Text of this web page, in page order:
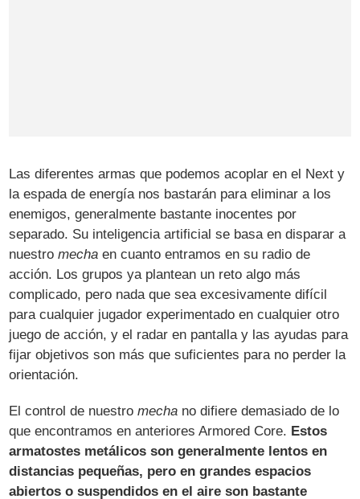
Las diferentes armas que podemos acoplar en el Next y
la espada de energía nos bastarán para eliminar a los
enemigos, generalmente bastante inocentes por
separado. Su inteligencia artificial se basa en disparar a
nuestromecha en cuanto entramos en su radio de
acción. Los grupos ya plantean un reto algo más
complicado, pero nada que sea excesivamente difícil
para cualquier jugador experimentado en cualquier otro
juego de acción, y el radar en pantalla y las ayudas para
fijar objetivos son más que suficientes para no perder la
orientación.
El control de nuestromecha no difiere demasiado de lo
que encontramos en anteriores Armored Core. Estos
armatostes metálicos son generalmente lentos en
distancias pequeñas, pero en grandes espacios
abiertos o suspendidos en el aire son bastante